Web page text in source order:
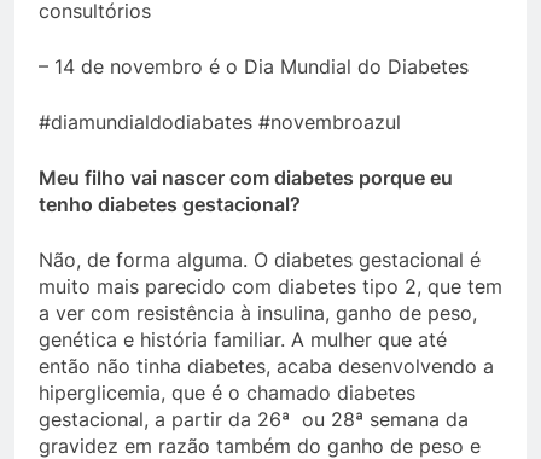
consultórios
– 14 de novembro é o Dia Mundial do Diabetes
#diamundialdodiabates #novembroazul
Meu filho vai nascer com diabetes porque eu
tenho diabetes gestacional?
Não, de forma alguma. O diabetes gestacional é
muito mais parecido com diabetes tipo 2, que tem
a ver com resistência à insulina, ganho de peso,
genética e história familiar. A mulher que até
então não tinha diabetes, acaba desenvolvendo a
hiperglicemia, que é o chamado diabetes
gestacional, a partir da 26ª ou 28ª semana da
gravidez em razão também do ganho de peso e